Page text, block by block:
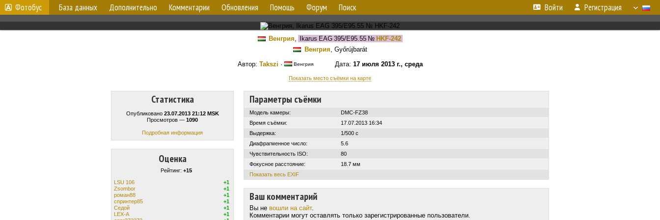
Фотобус База данных Дополнительно Комментарии Обновления Помощь Форум Поиск Войти Регистрация
Венгрия, Ikarus EAG 395/E95.55№ HKF-242
Венгрия, Győrújbarát
Автор: Takszi · ВенгрияДата: 17 июля 2013 г., среда
Показать место съёмки на карте
Статистика
Опубликовано 23.07.2013 21:12 MSK
Просмотров — 1090
Подробная информация
Оценка
Рейтинг: +15
LSU 106
+1
Zsombor
+1
роман88
+1
спринтер85
+1
Cедой
+1
LEX-A
+1
Параметры съёмки
Модель камеры:
DMC-FZ38
Время съёмки:
17.07.2013 16:34
Выдержка:
1/500 с
Диафрагменное число:
5.6
Чувствительность ISO:
80
Фокусное расстояние:
18.7 мм
Показать весь EXIF
Ваш комментарий
Вы не вошли на сайт.
Комментарии могут оставлять только зарегистрированные пользователи.